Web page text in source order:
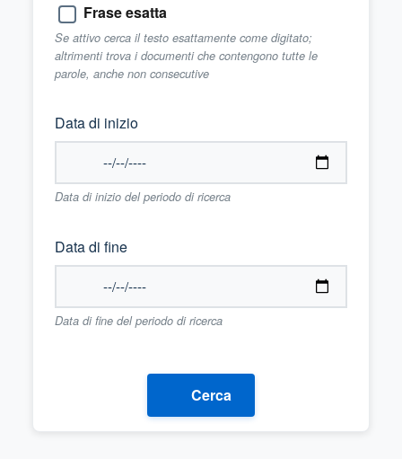
Frase esatta
Se attivo cerca il testo esattamente come digitato;
altrimenti trova i documenti che contengono tutte le
parole, anche non consecutive
Data di inizio
Data di inizio del periodo di ricerca
Data di fine
Data di fine del periodo di ricerca
Cerca